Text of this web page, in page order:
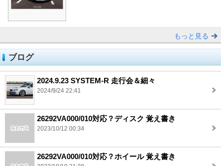
もっと見る
ブログ
2024.9.23 SYSTEM-R 走行会＆細々
2024/9/24 22:41
26292VA000/010対応？ディスク 覚え書き
2023/10/12 00:34
26292VA000/010対応？ホイール 覚え書き